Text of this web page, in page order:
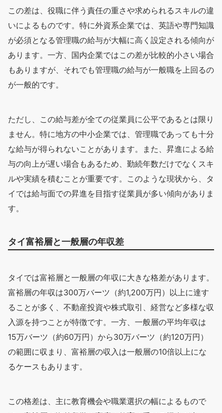
この差は、役職に伴う責任の重さや求められるスキルの違
いによるものです。特に外資系企業では、英語や専門知識
が必須となる管理職の給与が大幅に高く設定される傾向が
あります。一方、国内企業ではこの差が比較的小さい場合
もありますが、それでも管理職の給与が一般職を上回るの
が一般的です。
ただし、この給与差が全ての従業員に公平であるとは限り
ません。特に地方の中小企業では、管理職であっても十分
な給与が得られないことがあります。また、昇進による給
与の向上が遅い場合もあるため、勤続年数だけでなくスキ
ルや実績を積むことが重要です。このような現状から、タ
イでは給与面での昇進を目指す従業員が多い傾向がありま
す。
タイ富裕層と一般層の年収差
タイでは富裕層と一般層の年収に大きな格差があります。
富裕層の年収は300万バーツ（約1,200万円）以上に達す
ることが多く、不動産投資や株式取引、経営など多様な収
入源を持つことが特徴です。一方、一般層の平均年収は
15万バーツ（約60万円）から30万バーツ（約120万円）
の範囲に収まり、富裕層の収入は一般層の10倍以上にな
るケースもあります。
この格差は、主に教育機会や職業選択の幅によるもので